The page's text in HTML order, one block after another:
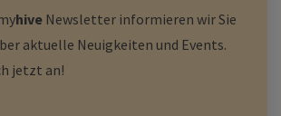
hive Newsletter informieren wir Sie
aktuelle Neuigkeiten und Events.
jetzt an!